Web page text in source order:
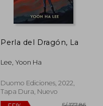
Perla del Dragón, La
Lee, Yoon Ha
Duomo Ediciones, 2022,
Tapa Dura, Nuevo